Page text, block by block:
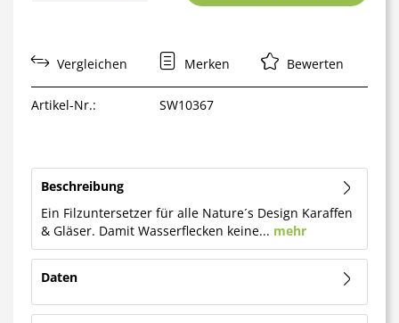
Vergleichen Merken Bewerten
Artikel-Nr.: SW10367
Beschreibung
Ein Filzuntersetzer für alle Nature´s Design Karaffen
& Gläser. Damit Wasserflecken keine... mehr
Daten